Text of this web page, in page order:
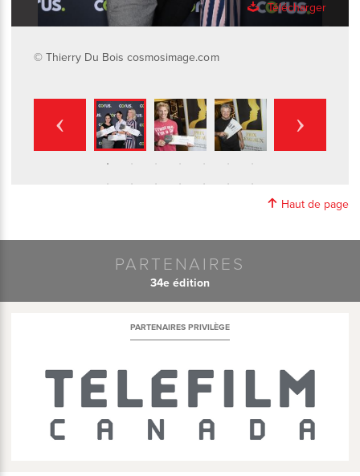
Télécharger
© Thierry Du Bois cosmosimage.com
Haut de page
PARTENAIRES
34e édition
PARTENAIRES PRIVILÈGE